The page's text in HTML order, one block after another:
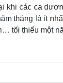
khi các ca
tháng là ít
tối thiểu một